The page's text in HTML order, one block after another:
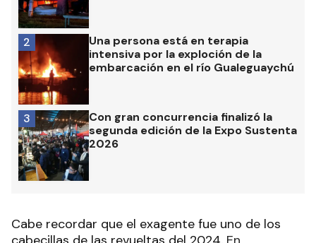
Una persona está en terapia
intensiva por la exploción de la
embarcación en el río Gualeguaychú
2
Con gran concurrencia finalizó la
segunda edición de la Expo Sustenta
2026
3
Cabe recordar que el exagente fue uno de los